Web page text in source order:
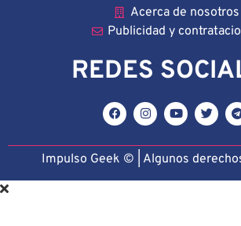
Acerca de nosotros
Publicidad y
REDES
Impulso Geek © | Algunos